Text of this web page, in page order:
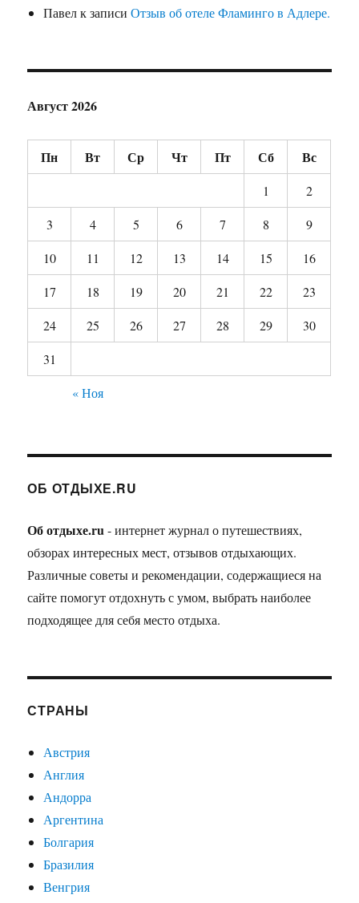
Павелк записиОтзыв об отеле Фламинго в Адлере.
Август 2026
Пн Вт Ср Чт Пт Сб Вс
1
2
3
4 5 6 7 8
9
10
11 12 13 14 15
16
17
18 19 20 21 22
23
24
25 26 27 28 29
30
31
« Ноя
ОБ ОТДЫХЕ.RU
Об отдыхе.ru- интернет журнал о путешествиях,
обзорах интересных мест, отзывов отдыхающих.
Различные советы и рекомендации, содержащиеся на
сайте помогут отдохнуть с умом, выбрать наиболее
подходящее для себя место отдыха.
СТРАНЫ
Австрия
Англия
Андорра
Аргентина
Болгария
Бразилия
Венгрия